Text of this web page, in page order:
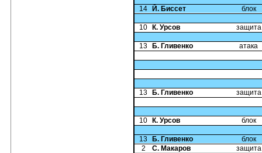
14 Й. Биссет блок
10 К. Урсов защита
13 Б. Гливенко атака
13 Б. Гливенко защита
10 К. Урсов блок
13 Б. Гливенко
блок
2
С. Макаров
защита